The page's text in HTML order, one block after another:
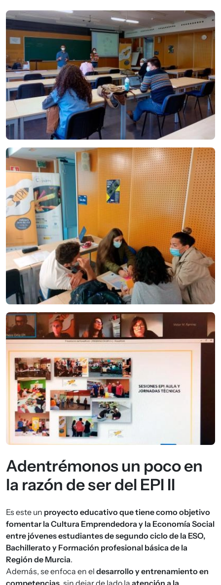
Imagen
Imagen
Imagen
Adentrémonos un poco en
la razón de ser del EPI II
Es este un proyecto educativo que tiene como objetivo
fomentar la Cultura Emprendedora y la Economía Social
entre jóvenes estudiantes de segundo ciclo de la ESO,
Bachillerato y Formación profesional básica de la
Región de Murcia.
Además, se enfoca en el desarrollo y entrenamiento en